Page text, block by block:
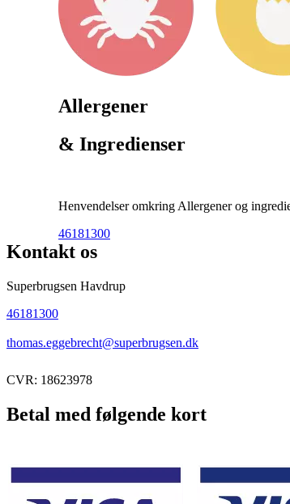
Allergener
& Ingredienser
Henvendelser omkring Allergener og
46181300
Kontakt os
Superbrugsen Havdrup
46181300
thomas.eggebrecht@superbrugsen.dk
CVR: 18623978
Betal med følgende kort